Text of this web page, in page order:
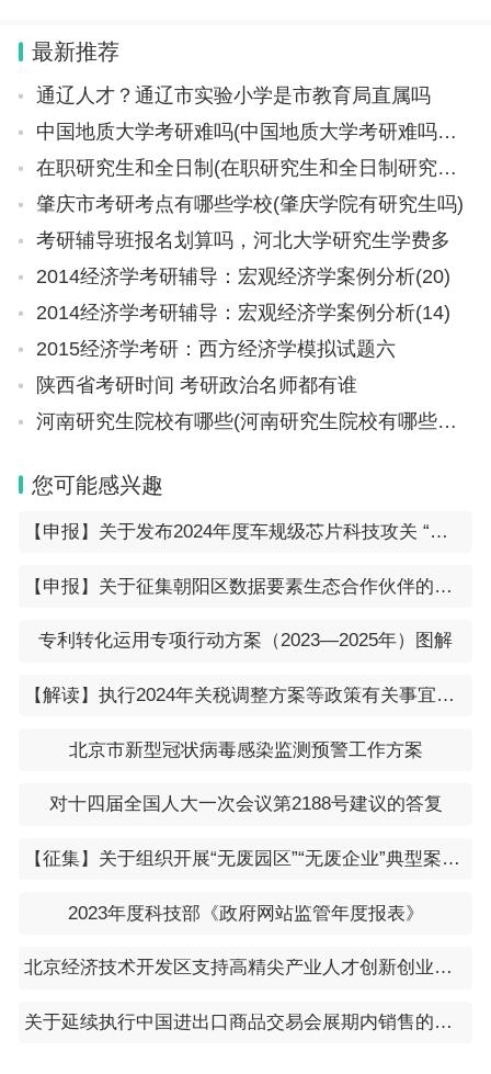
最新推荐
通辽人才？通辽市实验小学是市教育局直属吗
中国地质大学考研难吗(中国地质大学考研难吗二本)
在职研究生和全日制(在职研究生和全日制研究生的区别)
肇庆市考研考点有哪些学校(肇庆学院有研究生吗)
考研辅导班报名划算吗，河北大学研究生学费多
2014经济学考研辅导：宏观经济学案例分析(20)
2014经济学考研辅导：宏观经济学案例分析(14)
2015经济学考研：西方经济学模拟试题六
陕西省考研时间 考研政治名师都有谁
河南研究生院校有哪些(河南研究生院校有哪些学校)
您可能感兴趣
【申报】关于发布2024年度车规级芯片科技攻关 “揭榜挂帅”榜单的通知
【申报】关于征集朝阳区数据要素生态合作伙伴的通知
专利转化运用专项行动方案（2023—2025年）图解
【解读】执行2024年关税调整方案等政策有关事宜公告的解读
北京市新型冠状病毒感染监测预警工作方案
对十四届全国人大一次会议第2188号建议的答复
【征集】关于组织开展“无废园区”“无废企业”典型案例征集工作的通知（工信厅联节函〔2024〕16号）
2023年度科技部《政府网站监管年度报表》
北京经济技术开发区支持高精尖产业人才创新创业实施办法（2.0版）
关于延续执行中国进出口商品交易会展期内销售的进口展品税收优惠政策的通知（财关税〔2024〕10号）